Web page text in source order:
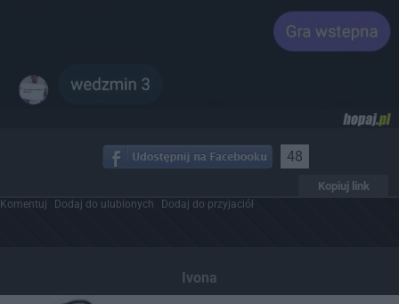
48
Kopiuj link
Komentuj Dodaj do ulubionych Dodaj do przyjaciół
Ivona